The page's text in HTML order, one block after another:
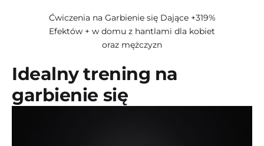
Ćwiczenia na Garbienie się Dające +319%
Efektów + w domu z hantlami dla kobiet
oraz mężczyzn
Idealny trening na
garbienie się